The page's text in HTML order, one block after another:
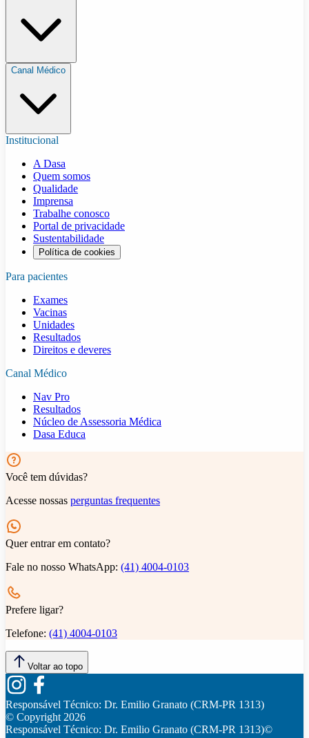
Canal Médico
Institucional
A Dasa
Quem somos
Qualidade
Imprensa
Trabalhe conosco
Portal de privacidade
Sustentabilidade
Política de cookies
Para pacientes
Exames
Vacinas
Unidades
Resultados
Direitos e deveres
Canal Médico
Nav Pro
Resultados
Núcleo de Assessoria Médica
Dasa Educa
Você tem dúvidas?
Acesse nossas perguntas frequentes
Quer entrar em contato?
Fale no nosso WhatsApp: (41) 4004-0103
Prefere ligar?
Telefone: (41) 4004-0103
Voltar ao topo
Responsável Técnico: Dr. Emilio Granato (CRM-PR 1313)
© Copyright2026
Responsável Técnico: Dr. Emilio Granato (CRM-PR 1313)©